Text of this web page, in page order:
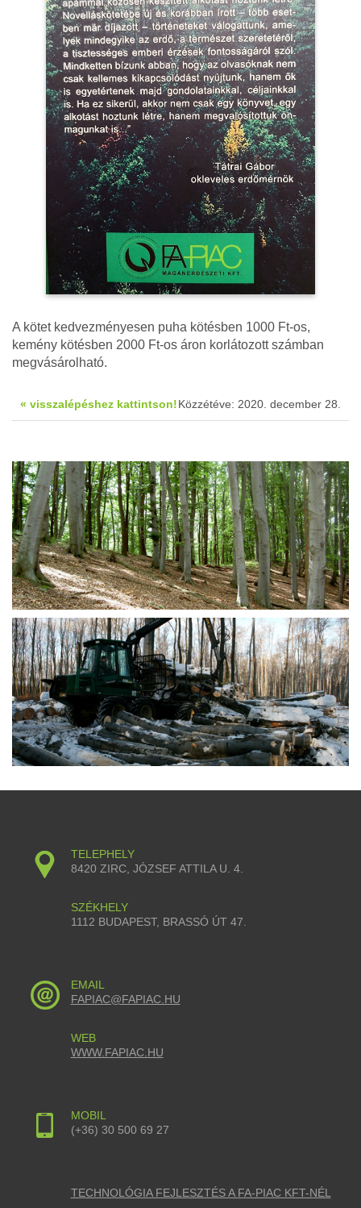
A kötet kedvezményesen puha kötésben 1000 Ft-os,
kemény kötésben 2000 Ft-os áron korlátozott számban
megvásárolható.
« visszalépéshez kattintson!Közzétéve: 2020. december 28.
TELEPHELY
8420 ZIRC, JÓZSEF ATTILA U. 4.
SZÉKHELY
1112 BUDAPEST, BRASSÓ ÚT 47.
EMAIL
FAPIAC@FAPIAC.HU
WEB
WWW.FAPIAC.HU
MOBIL
(+36) 30 500 69 27
TECHNOLÓGIA FEJLESZTÉS A FA-PIAC KFT-NÉL